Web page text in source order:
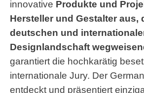
innovative Produkte und
Hersteller und Gestalter aus,
deutschen und
Designlandschaft
garantiert die hochkarätig
internationale Jury. Der
entdeckt und präsentiert